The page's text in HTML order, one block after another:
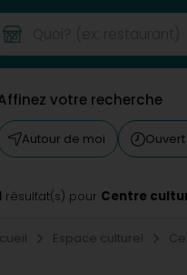
votre recherche
Autour de moi
résultat(s) pour Centre
Espace culturel